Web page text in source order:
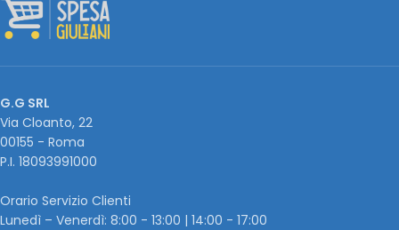
G.G SRL
Via Cloanto, 22
00155 - Roma
P.I. ‭18093991000
Orario Servizio Clienti
Lunedì – Venerdì: 8:00 - 13:00 | 14:00 - 17:00